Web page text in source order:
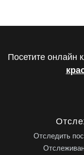
Посетите онлайн
Отследить